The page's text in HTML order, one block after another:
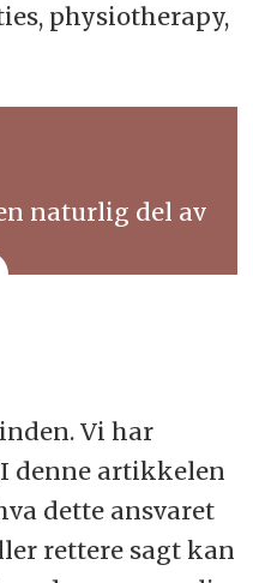
physiotherapy,
naturlig del av
er det
begrepet.
Vi har
denne artikkelen
dette ansvaret
rettere sagt kan